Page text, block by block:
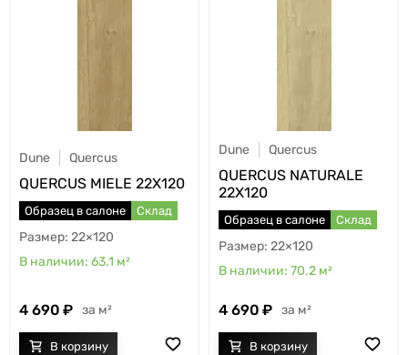
Dune Quercus
QUERCUS MIELE 22X120
Образец в салоне Склад
22×120
63.1 м²
4 690 м²
Dune Quercus
QUERCUS NATURALE
22X120
Образец в салоне Склад
22×120
70.2 м²
4 690 м²